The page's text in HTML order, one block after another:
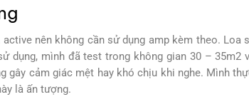
nên không cần sử dụng amp kèm theo.
dụng, mình đã test trong không gian 30 –
gây cảm giác mệt hay khó chịu khi nghe. Mình
là ấn tượng.